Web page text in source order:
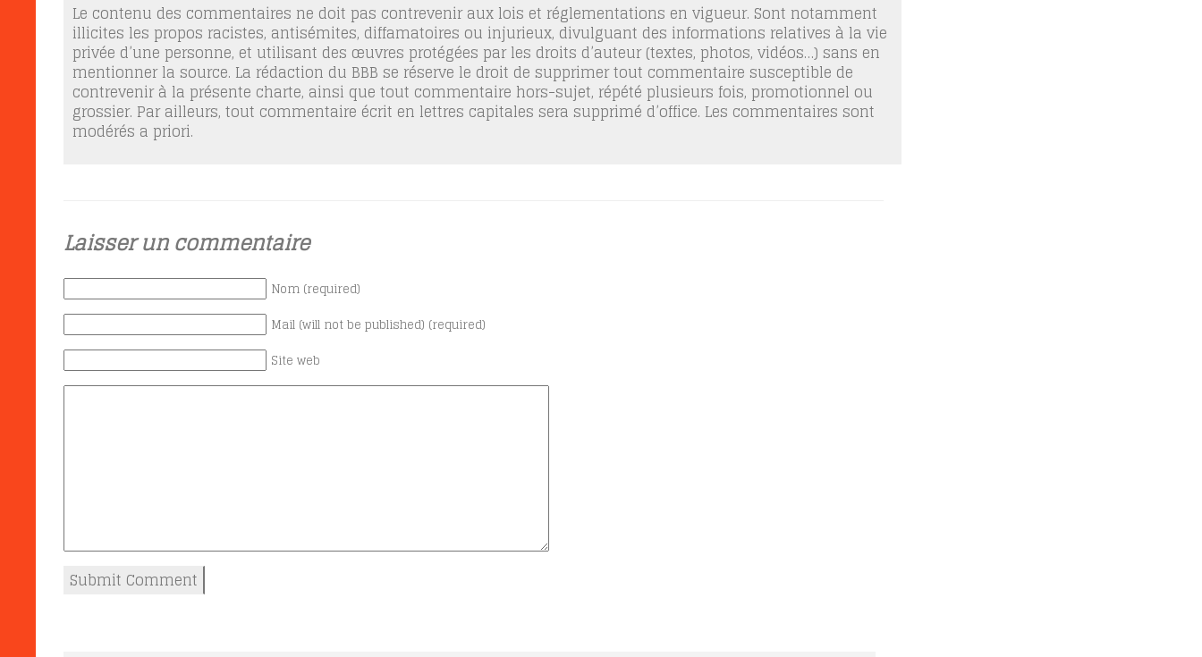
Le contenu des commentaires ne doit pas contrevenir aux lois et réglementations en vigueur. Sont notamment
illicites les propos racistes, antisémites, diffamatoires ou injurieux, divulguant des informations relatives à la vie
privée d’une personne, et utilisant des œuvres protégées par les droits d’auteur (textes, photos, vidéos…) sans en
mentionner la source. La rédaction du BBB se réserve le droit de supprimer tout commentaire susceptible de
contrevenir à la présente charte, ainsi que tout commentaire hors-sujet, répété plusieurs fois, promotionnel ou
grossier. Par ailleurs, tout commentaire écrit en lettres capitales sera supprimé d’office. Les commentaires sont
modérés a priori.
Laisser un commentaire
Nom (required)
Mail (will not be published) (required)
Site web